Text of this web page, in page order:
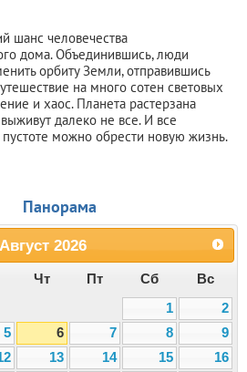
шанс человечества
дома. Объединившись, люди
орбиту Земли, отправившись
на много сотен световых
и хаос. Планета растерзана
далеко не все. И все
можно обрести новую жизнь.
Панорама
Август 2026
Чт Пт Сб
Вс
1
2
5 6 7 8
9
13 14 15
16